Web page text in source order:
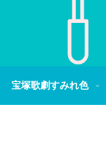
宝塚歌劇すみれ色